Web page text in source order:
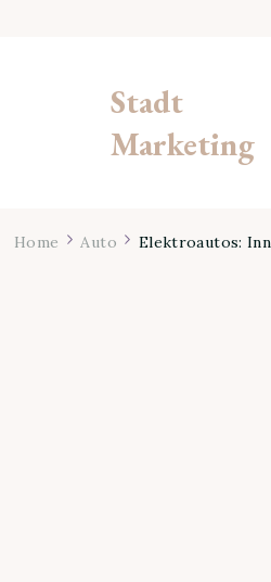
Stadt
Marketing
Home Auto Elektroautos: